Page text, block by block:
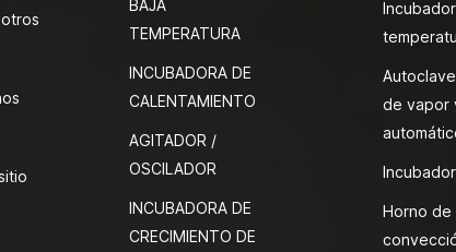
BAJA
TEMPERATURA
INCUBADORA DE
CALENTAMIENTO
AGITADOR /
OSCILADOR
INCUBADORA DE
CRECIMIENTO DE
de vapor
Horno